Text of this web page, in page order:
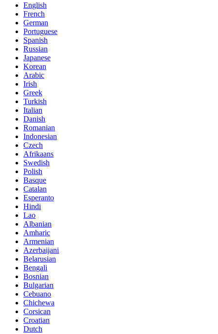
English
French
German
Portuguese
Spanish
Russian
Japanese
Korean
Arabic
Irish
Greek
Turkish
Italian
Danish
Romanian
Indonesian
Czech
Afrikaans
Swedish
Polish
Basque
Catalan
Esperanto
Hindi
Lao
Albanian
Amharic
Armenian
Azerbaijani
Belarusian
Bengali
Bosnian
Bulgarian
Cebuano
Chichewa
Corsican
Croatian
Dutch